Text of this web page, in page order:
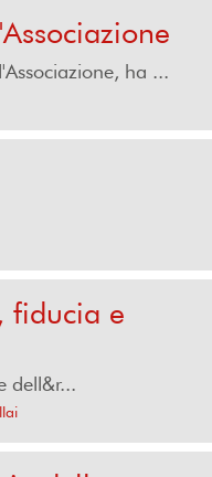
ha ...
fiducia e
dell&r...